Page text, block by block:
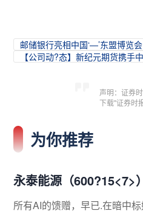
邮储银行亮相中国‘—’东盟博览会
【公司动?态】新纪元期货携手
声明：证券
下载"证券时
为你推荐
永泰能源（600?15<7>
所有AI的馈赠，早已.在暗中